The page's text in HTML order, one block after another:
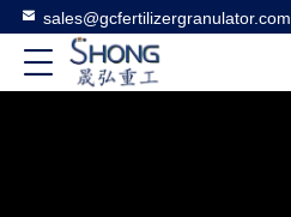
sales@gcfertilizergranulator.com